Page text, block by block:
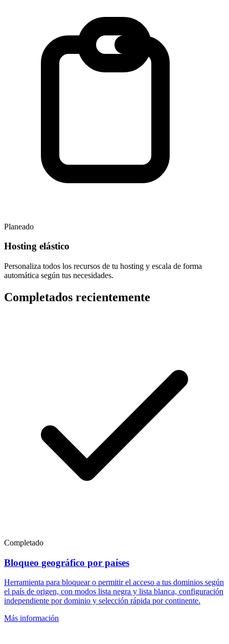
Planeado
Hosting elástico
Personaliza todos los recursos de tu hosting y escala de forma
automática según tus necesidades.
Completados recientemente
Completado
Bloqueo geográfico por países
Herramienta para bloquear o permitir el acceso a tus dominios según
el país de origen, con modos lista negra y lista blanca, configuración
independiente por dominio y selección rápida por continente.
Más información